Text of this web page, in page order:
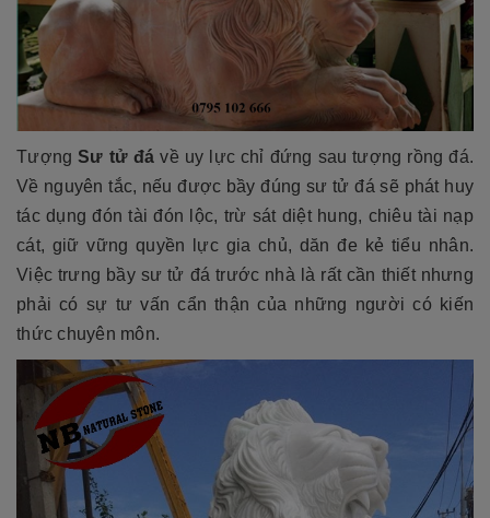
TượngSư tử đá về uy lực chỉ đứng sau tượng rồng đá.
Về nguyên tắc, nếu được bầy đúng sư tử đá sẽ phát huy
tác dụng đón tài đón lộc, trừ sát diệt hung, chiêu tài nạp
cát, giữ vững quyền lực gia chủ, dăn đe kẻ tiểu nhân.
Việc trưng bầy sư tử đá trước nhà là rất cần thiết nhưng
phải có sự tư vấn cẩn thận của những người có kiến
thức chuyên môn.